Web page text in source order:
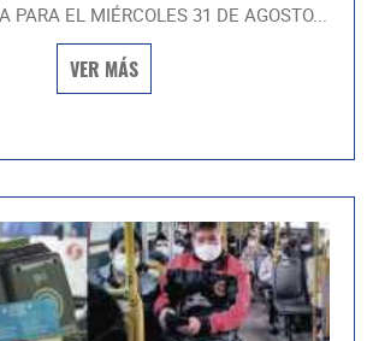
PARA EL MIÉRCOLES 31 DE AGOSTO...
VER MÁS